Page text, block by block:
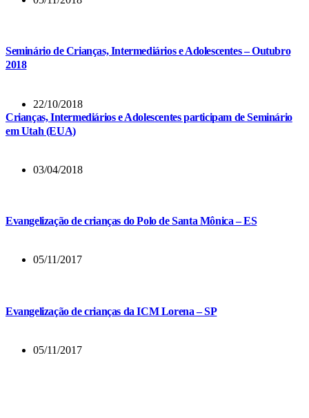
Seminário de Crianças, Intermediários e Adolescentes – Outubro
2018
22/10/2018
Crianças, Intermediários e Adolescentes participam de Seminário
em Utah (EUA)
03/04/2018
Evangelização de crianças do Polo de Santa Mônica – ES
05/11/2017
Evangelização de crianças da ICM Lorena – SP
05/11/2017